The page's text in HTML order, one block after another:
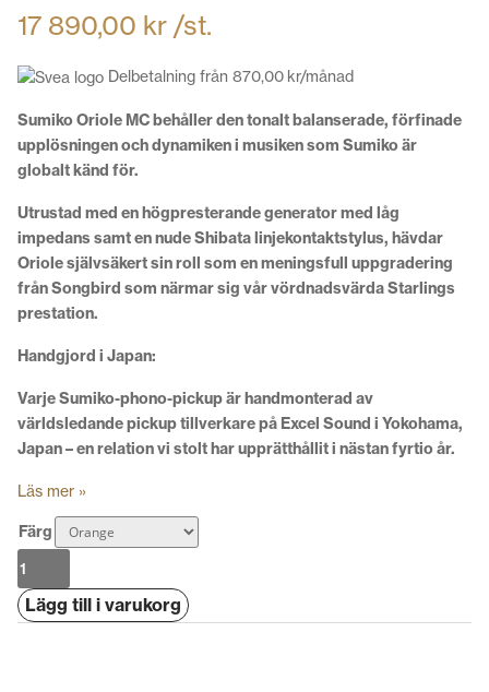
17 890,00 kr /st.
Delbetalning från 870,00 kr/månad
Sumiko Oriole MC behåller den tonalt balanserade, förfinade
upplösningen och dynamiken i musiken som Sumiko är
globalt känd för.
Utrustad med en högpresterande generator med låg
impedans samt en nude Shibata linjekontaktstylus, hävdar
Oriole självsäkert sin roll som en meningsfull uppgradering
från Songbird som närmar sig vår vördnadsvärda Starlings
prestation.
Handgjord i Japan:
Varje Sumiko-phono-pickup är handmonterad av
världsledande pickup tillverkare på Excel Sound i Yokohama,
Japan – en relation vi stolt har upprätthållit i nästan fyrtio år.
Läs mer »
Färg
Sumiko
Oriole
mängd
Lägg till i varukorg